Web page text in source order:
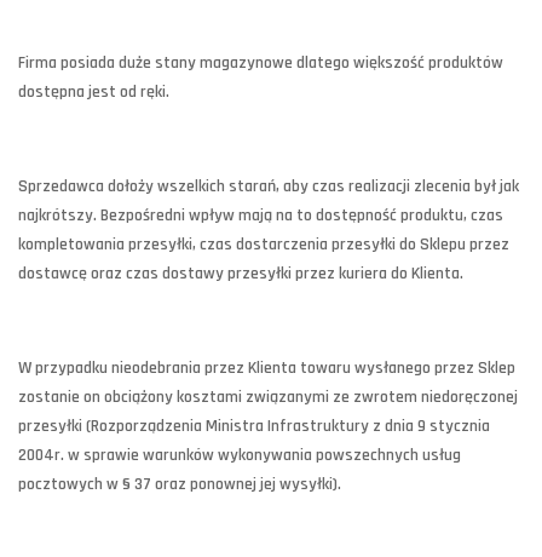
Firma posiada duże stany magazynowe dlatego większość produktów
dostępna jest od ręki.
Sprzedawca dołoży wszelkich starań, aby czas realizacji zlecenia był jak
najkrótszy. Bezpośredni wpływ mają na to dostępność produktu, czas
kompletowania przesyłki, czas dostarczenia przesyłki do Sklepu przez
dostawcę oraz czas dostawy przesyłki przez kuriera do Klienta.
W przypadku nieodebrania przez Klienta towaru wysłanego przez Sklep
zostanie on obciążony kosztami związanymi ze zwrotem niedoręczonej
przesyłki (Rozporządzenia Ministra Infrastruktury z dnia 9 stycznia
2004r. w sprawie warunków wykonywania powszechnych usług
pocztowych w § 37 oraz ponownej jej wysyłki).